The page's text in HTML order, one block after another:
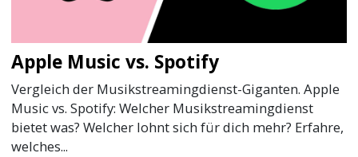
Apple Music vs. Spotify
Vergleich der Musikstreamingdienst-Giganten. Apple
Music vs. Spotify: Welcher Musikstreamingdienst
bietet was? Welcher lohnt sich für dich mehr? Erfahre,
welches...